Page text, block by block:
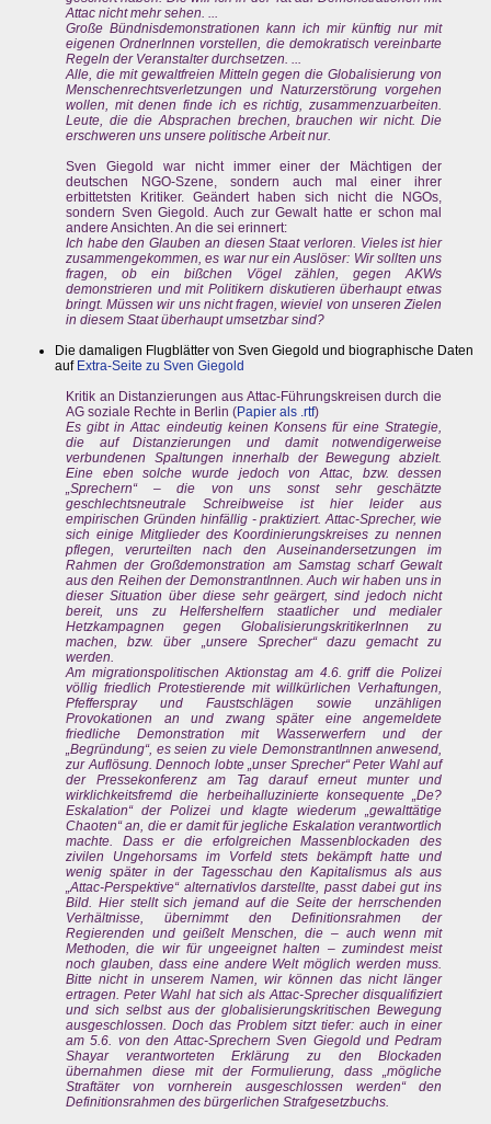
Attac nicht mehr sehen. ...
Große Bündnisdemonstrationen kann ich mir künftig nur mit
eigenen OrdnerInnen vorstellen, die demokratisch vereinbarte
Regeln der Veranstalter durchsetzen. ...
Alle, die mit gewaltfreien Mitteln gegen die Globalisierung von
Menschenrechtsverletzungen und Naturzerstörung vorgehen
wollen, mit denen finde ich es richtig, zusammenzuarbeiten.
Leute, die die Absprachen brechen, brauchen wir nicht. Die
erschweren uns unsere politische Arbeit nur.
Sven Giegold war nicht immer einer der Mächtigen der
deutschen NGO-Szene, sondern auch mal einer ihrer
erbittetsten Kritiker. Geändert haben sich nicht die NGOs,
sondern Sven Giegold. Auch zur Gewalt hatte er schon mal
andere Ansichten. An die sei erinnert:
Ich habe den Glauben an diesen Staat verloren. Vieles ist hier
zusammengekommen, es war nur ein Auslöser: Wir sollten uns
fragen, ob ein bißchen Vögel zählen, gegen AKWs
demonstrieren und mit Politikern diskutieren überhaupt etwas
bringt. Müssen wir uns nicht fragen, wieviel von unseren Zielen
in diesem Staat überhaupt umsetzbar sind?
Die damaligen Flugblätter von Sven Giegold und biographische Daten
auf Extra-Seite zu Sven Giegold
Kritik an Distanzierungen aus Attac-Führungskreisen durch die
AG soziale Rechte in Berlin (Papier als .rtf)
Es gibt in Attac eindeutig keinen Konsens für eine Strategie,
die auf Distanzierungen und damit notwendigerweise
verbundenen Spaltungen innerhalb der Bewegung abzielt.
Eine eben solche wurde jedoch von Attac, bzw. dessen
„Sprechern“ – die von uns sonst sehr geschätzte
geschlechtsneutrale Schreibweise ist hier leider aus
empirischen Gründen hinfällig - praktiziert. Attac-Sprecher, wie
sich einige Mitglieder des Koordinierungskreises zu nennen
pflegen, verurteilten nach den Auseinandersetzungen im
Rahmen der Großdemonstration am Samstag scharf Gewalt
aus den Reihen der DemonstrantInnen. Auch wir haben uns in
dieser Situation über diese sehr geärgert, sind jedoch nicht
bereit, uns zu Helfershelfern staatlicher und medialer
Hetzkampagnen gegen GlobalisierungskritikerInnen zu
machen, bzw. über „unsere Sprecher“ dazu gemacht zu
werden.
Am migrationspolitischen Aktionstag am 4.6. griff die Polizei
völlig friedlich Protestierende mit willkürlichen Verhaftungen,
Pfefferspray und Faustschlägen sowie unzähligen
Provokationen an und zwang später eine angemeldete
friedliche Demonstration mit Wasserwerfern und der
„Begründung“, es seien zu viele DemonstrantInnen anwesend,
zur Auflösung. Dennoch lobte „unser Sprecher“ Peter Wahl auf
der Pressekonferenz am Tag darauf erneut munter und
wirklichkeitsfremd die herbeihalluzinierte konsequente „De?
Eskalation“ der Polizei und klagte wiederum „gewalttätige
Chaoten“ an, die er damit für jegliche Eskalation verantwortlich
machte. Dass er die erfolgreichen Massenblockaden des
zivilen Ungehorsams im Vorfeld stets bekämpft hatte und
wenig später in der Tagesschau den Kapitalismus als aus
„Attac-Perspektive“ alternativlos darstellte, passt dabei gut ins
Bild. Hier stellt sich jemand auf die Seite der herrschenden
Verhältnisse, übernimmt den Definitionsrahmen der
Regierenden und geißelt Menschen, die – auch wenn mit
Methoden, die wir für ungeeignet halten – zumindest meist
noch glauben, dass eine andere Welt möglich werden muss.
Bitte nicht in unserem Namen, wir können das nicht länger
ertragen. Peter Wahl hat sich als Attac-Sprecher disqualifiziert
und sich selbst aus der globalisierungskritischen Bewegung
ausgeschlossen. Doch das Problem sitzt tiefer: auch in einer
am 5.6. von den Attac-Sprechern Sven Giegold und Pedram
Shayar verantworteten Erklärung zu den Blockaden
übernahmen diese mit der Formulierung, dass „mögliche
Straftäter von vornherein ausgeschlossen werden“ den
Definitionsrahmen des bürgerlichen Strafgesetzbuchs.